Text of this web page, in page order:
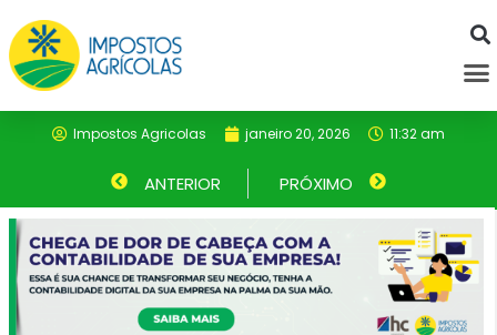
para
Impostos Agricolas janeiro 20, 2026 11:32 am
Anterior
ANTERIOR PRÓXIMO Próximo